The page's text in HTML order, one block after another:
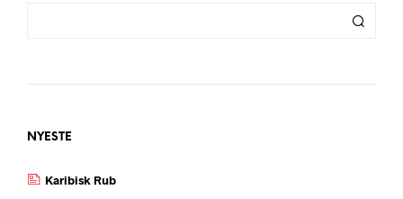
NYESTE
Karibisk Rub